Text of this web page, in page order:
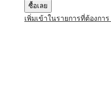
ซื้อเลย
เพิ่มเข้าในรายการที่ต้องการ